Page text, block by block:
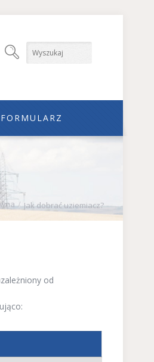
FORMULARZ
/ Jak dobrać uziemiacz?
od